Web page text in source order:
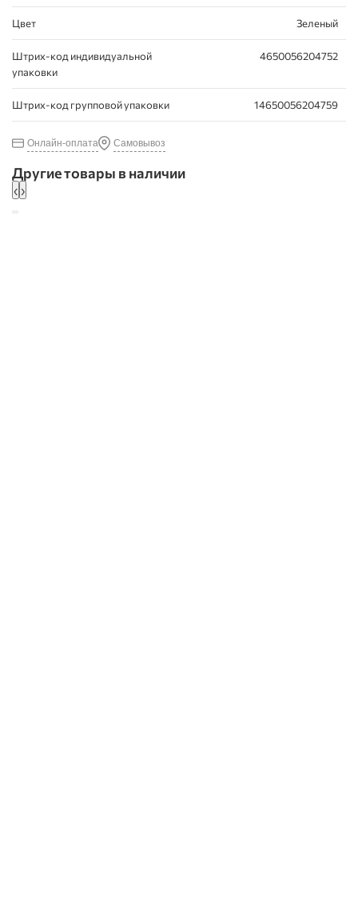
Цвет Зеленый
Штрих-код индивидуальной
упаковки
4650056204752
Штрих-код групповой упаковки 14650056204759
Онлайн-оплата Самовывоз
Другие товары в наличии
‹ ›